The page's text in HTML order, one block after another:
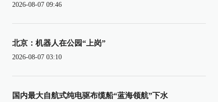
2026-08-07 09:46
北京：机器人在公园“上岗”
2026-08-07 03:10
国内最大自航式纯电驱布缆船“蓝海领航”下水